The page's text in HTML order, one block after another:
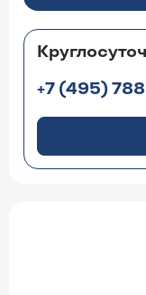
+7 (495)